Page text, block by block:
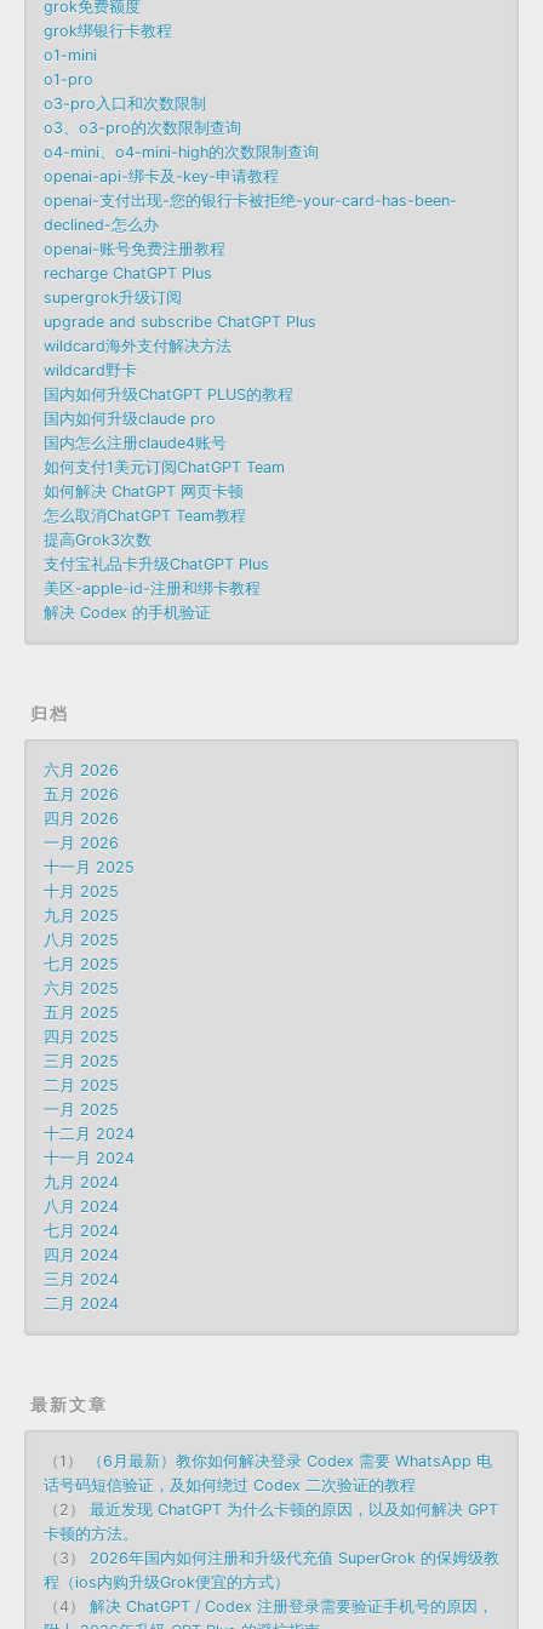
grok免费额度
grok绑银行卡教程
o1-mini
o1-pro
o3-pro入口和次数限制
o3、o3-pro的次数限制查询
o4-mini、o4-mini-high的次数限制查询
openai-api-绑卡及-key-申请教程
openai-支付出现-您的银行卡被拒绝-your-card-has-been-
declined-怎么办
openai-账号免费注册教程
recharge ChatGPT Plus
supergrok升级订阅
upgrade and subscribe ChatGPT Plus
wildcard海外支付解决方法
wildcard野卡
国内如何升级ChatGPT PLUS的教程
国内如何升级claude pro
国内怎么注册claude4账号
如何支付1美元订阅ChatGPT Team
如何解决 ChatGPT 网页卡顿
怎么取消ChatGPT Team教程
提高Grok3次数
支付宝礼品卡升级ChatGPT Plus
美区-apple-id-注册和绑卡教程
解决 Codex 的手机验证
归档
六月 2026
五月 2026
四月 2026
一月 2026
十一月 2025
十月 2025
九月 2025
八月 2025
七月 2025
六月 2025
五月 2025
四月 2025
三月 2025
二月 2025
一月 2025
十二月 2024
十一月 2024
九月 2024
八月 2024
七月 2024
四月 2024
三月 2024
二月 2024
最新文章
（1）
（6月最新）教你如何解决登录 Codex 需要 WhatsApp 电
话号码短信验证，及如何绕过 Codex 二次验证的教程
（2）
最近发现 ChatGPT 为什么卡顿的原因，以及如何解决 GPT
卡顿的方法。
（3）
2026年国内如何注册和升级代充值 SuperGrok 的保姆级教
程（ios内购升级Grok便宜的方式）
（4）
解决 ChatGPT / Codex 注册登录需要验证手机号的原因，